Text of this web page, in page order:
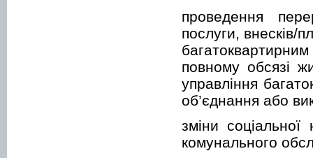
проведення
послуги, внесків/
повному обсязі
управління
об’єднання або
зміни
комунального